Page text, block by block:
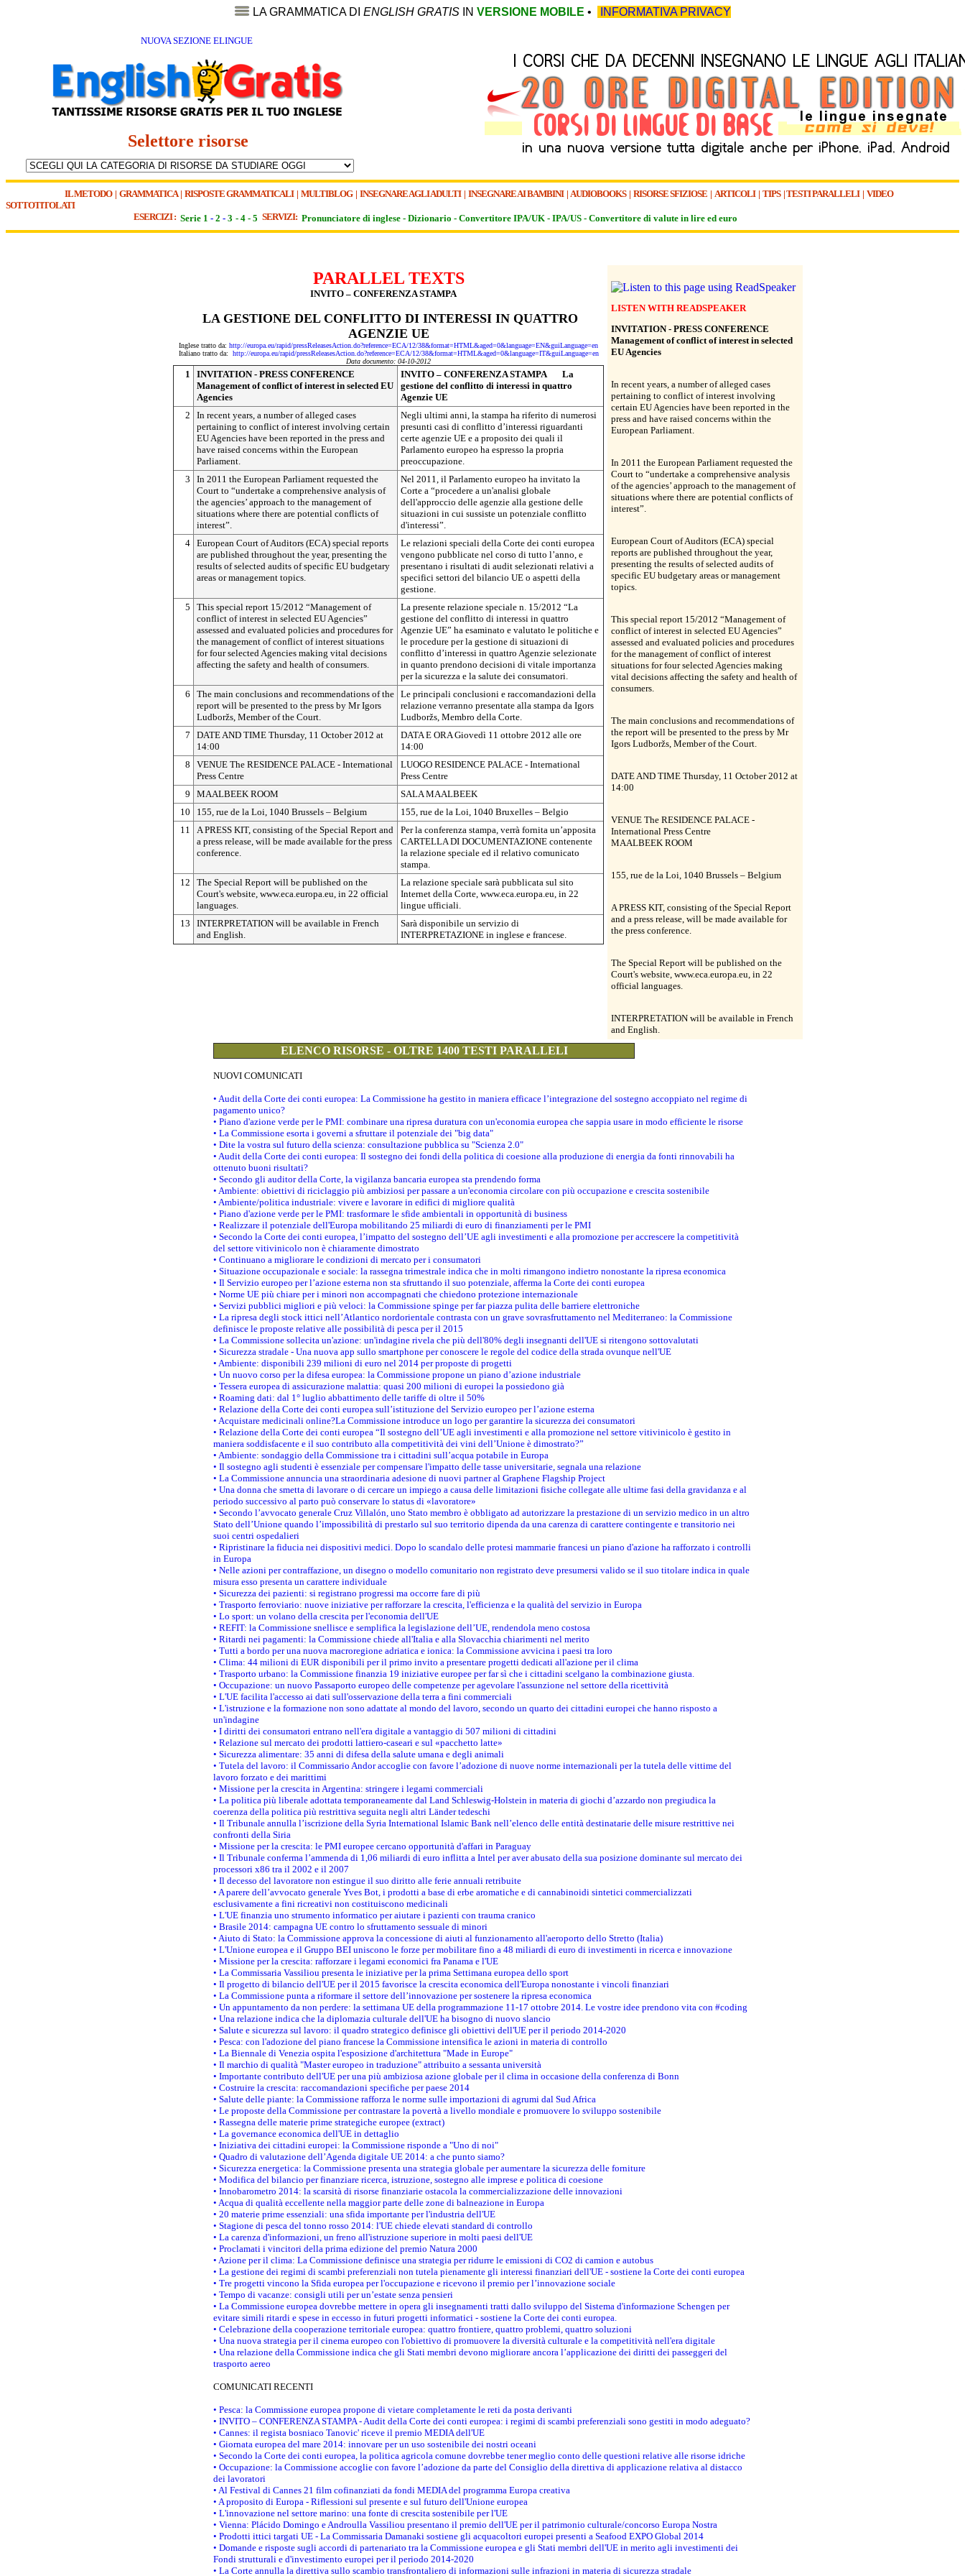
LA GRAMMATICA DI ENGLISH GRATIS IN VERSIONE MOBILE • INFORMATIVA PRIVACY
NUOVA SEZIONE ELINGUE
Selettore risorse
IL METODO| GRAMMATICA| RISPOSTE GRAMMATICALI| MULTIBLOG| INSEGNARE AGLI ADULTI | INSEGNARE AI BAMBINI| AUDIOBOOKS| RISORSE SFIZIOSE | ARTICOLI| TIPS|TESTI PARALLELI| VIDEO
SOTTOTITOLATI
ESERCIZI : Serie 1 - 2 - 3 - 4 - 5 SERVIZI: Pronunciatore di inglese - Dizionario - Convertitore IPA/UK - IPA/US - Convertitore di valute in lire ed euro
PARALLEL TEXTS
INVITO – CONFERENZA STAMPA
LA GESTIONE DEL CONFLITTO DI INTERESSI IN QUATTRO
AGENZIE UE
Inglese tratto da: http://europa.eu/rapid/pressReleasesAction.do?reference=ECA/12/38&format=HTML&aged=0&language=EN&guiLanguage=en
Italiano tratto da: http://europa.eu/rapid/pressReleasesAction.do?reference=ECA/12/38&format=HTML&aged=0&language=IT&guiLanguage=en
Data documento: 04-10-2012
1
INVITATION - PRESS CONFERENCE
Management of conflict of interest in selected EU
Agencies
INVITO – CONFERENZA STAMPA La
gestione del conflitto di interessi in quattro
Agenzie UE
2
In recent years, a number of alleged cases
pertaining to conflict of interest involving certain
EU Agencies have been reported in the press and
have raised concerns within the European
Parliament.
Negli ultimi anni, la stampa ha riferito di numerosi
presunti casi di conflitto d’interessi riguardanti
certe agenzie UE e a proposito dei quali il
Parlamento europeo ha espresso la propria
preoccupazione.
3
In 2011 the European Parliament requested the
Court to “undertake a comprehensive analysis of
the agencies’ approach to the management of
situations where there are potential conflicts of
interest”.
Nel 2011, il Parlamento europeo ha invitato la
Corte a “procedere a un'analisi globale
dell'approccio delle agenzie alla gestione delle
situazioni in cui sussiste un potenziale conflitto
d'interessi”.
4 European Court of Auditors (ECA) special reports
are published throughout the year, presenting the
results of selected audits of specific EU budgetary
areas or management topics.
Le relazioni speciali della Corte dei conti europea
vengono pubblicate nel corso di tutto l’anno, e
presentano i risultati di audit selezionati relativi a
specifici settori del bilancio UE o aspetti della
gestione.
5
This special report 15/2012 “Management of
conflict of interest in selected EU Agencies”
assessed and evaluated policies and procedures for
the management of conflict of interest situations
for four selected Agencies making vital decisions
affecting the safety and health of consumers.
La presente relazione speciale n. 15/2012 “La
gestione del conflitto di interessi in quattro
Agenzie UE” ha esaminato e valutato le politiche e
le procedure per la gestione di situazioni di
conflitto d’interessi in quattro Agenzie selezionate
in quanto prendono decisioni di vitale importanza
per la sicurezza e la salute dei consumatori.
6
The main conclusions and recommendations of the
report will be presented to the press by Mr Igors
Ludboržs, Member of the Court.
Le principali conclusioni e raccomandazioni della
relazione verranno presentate alla stampa da Igors
Ludboržs, Membro della Corte.
7
DATE AND TIME Thursday, 11 October 2012 at
14:00
DATA E ORA Giovedì 11 ottobre 2012 alle ore
14:00
8
VENUE The RESIDENCE PALACE - International
Press Centre
LUOGO RESIDENCE PALACE - International
Press Centre
9
MAALBEEK ROOM
SALA MAALBEEK
10
155, rue de la Loi, 1040 Brussels – Belgium
155, rue de la Loi, 1040 Bruxelles – Belgio
11
A PRESS KIT, consisting of the Special Report and
a press release, will be made available for the press
conference.
Per la conferenza stampa, verrà fornita un’apposita
CARTELLA DI DOCUMENTAZIONE contenente
la relazione speciale ed il relativo comunicato
stampa.
12
The Special Report will be published on the
Court's website, www.eca.europa.eu, in 22 official
languages.
La relazione speciale sarà pubblicata sul sito
Internet della Corte, www.eca.europa.eu, in 22
lingue ufficiali.
13
INTERPRETATION will be available in French
and English.
Sarà disponibile un servizio di
INTERPRETAZIONE in inglese e francese.
LISTEN WITH READSPEAKER
INVITATION - PRESS CONFERENCE
Management of conflict of interest in selected
EU Agencies
In recent years, a number of alleged cases
pertaining to conflict of interest involving
certain EU Agencies have been reported in the
press and have raised concerns within the
European Parliament.
In 2011 the European Parliament requested the
Court to “undertake a comprehensive analysis
of the agencies’ approach to the management of
situations where there are potential conflicts of
interest”.
European Court of Auditors (ECA) special
reports are published throughout the year,
presenting the results of selected audits of
specific EU budgetary areas or management
topics.
This special report 15/2012 “Management of
conflict of interest in selected EU Agencies”
assessed and evaluated policies and procedures
for the management of conflict of interest
situations for four selected Agencies making
vital decisions affecting the safety and health of
consumers.
The main conclusions and recommendations of
the report will be presented to the press by Mr
Igors Ludboržs, Member of the Court.
DATE AND TIME Thursday, 11 October 2012 at
14:00
VENUE The RESIDENCE PALACE -
International Press Centre
MAALBEEK ROOM
155, rue de la Loi, 1040 Brussels – Belgium
A PRESS KIT, consisting of the Special Report
and a press release, will be made available for
the press conference.
The Special Report will be published on the
Court's website, www.eca.europa.eu, in 22
official languages.
INTERPRETATION will be available in French
and English.
ELENCO RISORSE - OLTRE 1400 TESTI PARALLELI
NUOVI COMUNICATI
• Audit della Corte dei conti europea: La Commissione ha gestito in maniera efficace l’integrazione del sostegno accoppiato nel regime di
pagamento unico?
• Piano d'azione verde per le PMI: combinare una ripresa duratura con un'economia europea che sappia usare in modo efficiente le risorse
• La Commissione esorta i governi a sfruttare il potenziale dei "big data"
• Dite la vostra sul futuro della scienza: consultazione pubblica su "Scienza 2.0"
• Audit della Corte dei conti europea: Il sostegno dei fondi della politica di coesione alla produzione di energia da fonti rinnovabili ha
ottenuto buoni risultati?
• Secondo gli auditor della Corte, la vigilanza bancaria europea sta prendendo forma
• Ambiente: obiettivi di riciclaggio più ambiziosi per passare a un'economia circolare con più occupazione e crescita sostenibile
• Ambiente/politica industriale: vivere e lavorare in edifici di migliore qualità
• Piano d'azione verde per le PMI: trasformare le sfide ambientali in opportunità di business
• Realizzare il potenziale dell'Europa mobilitando 25 miliardi di euro di finanziamenti per le PMI
• Secondo la Corte dei conti europea, l’impatto del sostegno dell’UE agli investimenti e alla promozione per accrescere la competitività
del settore vitivinicolo non è chiaramente dimostrato
• Continuano a migliorare le condizioni di mercato per i consumatori
• Situazione occupazionale e sociale: la rassegna trimestrale indica che in molti rimangono indietro nonostante la ripresa economica
• Il Servizio europeo per l’azione esterna non sta sfruttando il suo potenziale, afferma la Corte dei conti europea
• Norme UE più chiare per i minori non accompagnati che chiedono protezione internazionale
• Servizi pubblici migliori e più veloci: la Commissione spinge per far piazza pulita delle barriere elettroniche
• La ripresa degli stock ittici nell’Atlantico nordorientale contrasta con un grave sovrasfruttamento nel Mediterraneo: la Commissione
definisce le proposte relative alle possibilità di pesca per il 2015
• La Commissione sollecita un'azione: un'indagine rivela che più dell'80% degli insegnanti dell'UE si ritengono sottovalutati
• Sicurezza stradale - Una nuova app sullo smartphone per conoscere le regole del codice della strada ovunque nell'UE
• Ambiente: disponibili 239 milioni di euro nel 2014 per proposte di progetti
• Un nuovo corso per la difesa europea: la Commissione propone un piano d’azione industriale
• Tessera europea di assicurazione malattia: quasi 200 milioni di europei la possiedono già
• Roaming dati: dal 1° luglio abbattimento delle tariffe di oltre il 50%
• Relazione della Corte dei conti europea sull’istituzione del Servizio europeo per l’azione esterna
• Acquistare medicinali online?La Commissione introduce un logo per garantire la sicurezza dei consumatori
• Relazione della Corte dei conti europea “Il sostegno dell’UE agli investimenti e alla promozione nel settore vitivinicolo è gestito in
maniera soddisfacente e il suo contributo alla competitività dei vini dell’Unione è dimostrato?”
• Ambiente: sondaggio della Commissione tra i cittadini sull’acqua potabile in Europa
• Il sostegno agli studenti è essenziale per compensare l'impatto delle tasse universitarie, segnala una relazione
• La Commissione annuncia una straordinaria adesione di nuovi partner al Graphene Flagship Project
• Una donna che smetta di lavorare o di cercare un impiego a causa delle limitazioni fisiche collegate alle ultime fasi della gravidanza e al
periodo successivo al parto può conservare lo status di «lavoratore»
• Secondo l’avvocato generale Cruz Villalón, uno Stato membro è obbligato ad autorizzare la prestazione di un servizio medico in un altro
Stato dell’Unione quando l’impossibilità di prestarlo sul suo territorio dipenda da una carenza di carattere contingente e transitorio nei
suoi centri ospedalieri
• Ripristinare la fiducia nei dispositivi medici. Dopo lo scandalo delle protesi mammarie francesi un piano d'azione ha rafforzato i controlli
in Europa
• Nelle azioni per contraffazione, un disegno o modello comunitario non registrato deve presumersi valido se il suo titolare indica in quale
misura esso presenta un carattere individuale
• Sicurezza dei pazienti: si registrano progressi ma occorre fare di più
• Trasporto ferroviario: nuove iniziative per rafforzare la crescita, l'efficienza e la qualità del servizio in Europa
• Lo sport: un volano della crescita per l'economia dell'UE
• REFIT: la Commissione snellisce e semplifica la legislazione dell’UE, rendendola meno costosa
• Ritardi nei pagamenti: la Commissione chiede all'Italia e alla Slovacchia chiarimenti nel merito
• Tutti a bordo per una nuova macroregione adriatica e ionica: la Commissione avvicina i paesi tra loro
• Clima: 44 milioni di EUR disponibili per il primo invito a presentare progetti dedicati all'azione per il clima
• Trasporto urbano: la Commissione finanzia 19 iniziative europee per far sì che i cittadini scelgano la combinazione giusta.
• Occupazione: un nuovo Passaporto europeo delle competenze per agevolare l'assunzione nel settore della ricettività
• L'UE facilita l'accesso ai dati sull'osservazione della terra a fini commerciali
• L'istruzione e la formazione non sono adattate al mondo del lavoro, secondo un quarto dei cittadini europei che hanno risposto a
un'indagine
• I diritti dei consumatori entrano nell'era digitale a vantaggio di 507 milioni di cittadini
• Relazione sul mercato dei prodotti lattiero-caseari e sul «pacchetto latte»
• Sicurezza alimentare: 35 anni di difesa della salute umana e degli animali
• Tutela del lavoro: il Commissario Andor accoglie con favore l’adozione di nuove norme internazionali per la tutela delle vittime del
lavoro forzato e dei marittimi
• Missione per la crescita in Argentina: stringere i legami commerciali
• La politica più liberale adottata temporaneamente dal Land Schleswig-Holstein in materia di giochi d’azzardo non pregiudica la
coerenza della politica più restrittiva seguita negli altri Länder tedeschi
• Il Tribunale annulla l’iscrizione della Syria International Islamic Bank nell’elenco delle entità destinatarie delle misure restrittive nei
confronti della Siria
• Missione per la crescita: le PMI europee cercano opportunità d'affari in Paraguay
• Il Tribunale conferma l’ammenda di 1,06 miliardi di euro inflitta a Intel per aver abusato della sua posizione dominante sul mercato dei
processori x86 tra il 2002 e il 2007
• Il decesso del lavoratore non estingue il suo diritto alle ferie annuali retribuite
• A parere dell’avvocato generale Yves Bot, i prodotti a base di erbe aromatiche e di cannabinoidi sintetici commercializzati
esclusivamente a fini ricreativi non costituiscono medicinali
• L'UE finanzia uno strumento informatico per aiutare i pazienti con trauma cranico
• Brasile 2014: campagna UE contro lo sfruttamento sessuale di minori
• Aiuto di Stato: la Commissione approva la concessione di aiuti al funzionamento all'aeroporto dello Stretto (Italia)
• L'Unione europea e il Gruppo BEI uniscono le forze per mobilitare fino a 48 miliardi di euro di investimenti in ricerca e innovazione
• Missione per la crescita: rafforzare i legami economici fra Panama e l'UE
• La Commissaria Vassiliou presenta le iniziative per la prima Settimana europea dello sport
• Il progetto di bilancio dell'UE per il 2015 favorisce la crescita economica dell'Europa nonostante i vincoli finanziari
• La Commissione punta a riformare il settore dell’innovazione per sostenere la ripresa economica
• Un appuntamento da non perdere: la settimana UE della programmazione 11-17 ottobre 2014. Le vostre idee prendono vita con #coding
• Una relazione indica che la diplomazia culturale dell'UE ha bisogno di nuovo slancio
• Salute e sicurezza sul lavoro: il quadro strategico definisce gli obiettivi dell'UE per il periodo 2014-2020
• Pesca: con l'adozione del piano francese la Commissione intensifica le azioni in materia di controllo
• La Biennale di Venezia ospita l'esposizione d'architettura "Made in Europe"
• Il marchio di qualità "Master europeo in traduzione" attribuito a sessanta università
• Importante contributo dell'UE per una più ambiziosa azione globale per il clima in occasione della conferenza di Bonn
• Costruire la crescita: raccomandazioni specifiche per paese 2014
• Salute delle piante: la Commissione rafforza le norme sulle importazioni di agrumi dal Sud Africa
• Le proposte della Commissione per contrastare la povertà a livello mondiale e promuovere lo sviluppo sostenibile
• Rassegna delle materie prime strategiche europee (extract)
• La governance economica dell'UE in dettaglio
• Iniziativa dei cittadini europei: la Commissione risponde a "Uno di noi"
• Quadro di valutazione dell’Agenda digitale UE 2014: a che punto siamo?
• Sicurezza energetica: la Commissione presenta una strategia globale per aumentare la sicurezza delle forniture
• Modifica del bilancio per finanziare ricerca, istruzione, sostegno alle imprese e politica di coesione
• Innobarometro 2014: la scarsità di risorse finanziarie ostacola la commercializzazione delle innovazioni
• Acqua di qualità eccellente nella maggior parte delle zone di balneazione in Europa
• 20 materie prime essenziali: una sfida importante per l'industria dell'UE
• Stagione di pesca del tonno rosso 2014: l'UE chiede elevati standard di controllo
• La carenza d'informazioni, un freno all'istruzione superiore in molti paesi dell'UE
• Proclamati i vincitori della prima edizione del premio Natura 2000
• Azione per il clima: La Commissione definisce una strategia per ridurre le emissioni di CO2 di camion e autobus
• La gestione dei regimi di scambi preferenziali non tutela pienamente gli interessi finanziari dell'UE - sostiene la Corte dei conti europea
• Tre progetti vincono la Sfida europea per l'occupazione e ricevono il premio per l’innovazione sociale
• Tempo di vacanze: consigli utili per un’estate senza pensieri
• La Commissione europea dovrebbe mettere in opera gli insegnamenti tratti dallo sviluppo del Sistema d'informazione Schengen per
evitare simili ritardi e spese in eccesso in futuri progetti informatici - sostiene la Corte dei conti europea.
• Celebrazione della cooperazione territoriale europea: quattro frontiere, quattro problemi, quattro soluzioni
• Una nuova strategia per il cinema europeo con l'obiettivo di promuovere la diversità culturale e la competitività nell'era digitale
• Una relazione della Commissione indica che gli Stati membri devono migliorare ancora l’applicazione dei diritti dei passeggeri del
trasporto aereo
COMUNICATI RECENTI
• Pesca: la Commissione europea propone di vietare completamente le reti da posta derivanti
• INVITO – CONFERENZA STAMPA - Audit della Corte dei conti europea: i regimi di scambi preferenziali sono gestiti in modo adeguato?
• Cannes: il regista bosniaco Tanovic' riceve il premio MEDIA dell'UE
• Giornata europea del mare 2014: innovare per un uso sostenibile dei nostri oceani
• Secondo la Corte dei conti europea, la politica agricola comune dovrebbe tener meglio conto delle questioni relative alle risorse idriche
• Occupazione: la Commissione accoglie con favore l’adozione da parte del Consiglio della direttiva di applicazione relativa al distacco
dei lavoratori
• Al Festival di Cannes 21 film cofinanziati da fondi MEDIA del programma Europa creativa
• A proposito di Europa - Riflessioni sul presente e sul futuro dell'Unione europea
• L'innovazione nel settore marino: una fonte di crescita sostenibile per l'UE
• Vienna: Plácido Domingo e Androulla Vassiliou presentano il premio dell'UE per il patrimonio culturale/concorso Europa Nostra
• Prodotti ittici targati UE - La Commissaria Damanaki sostiene gli acquacoltori europei presenti a Seafood EXPO Global 2014
• Domande e risposte sugli accordi di partenariato tra la Commissione europea e gli Stati membri dell'UE in merito agli investimenti dei
Fondi strutturali e d'investimento europei per il periodo 2014-2020
• La Corte annulla la direttiva sullo scambio transfrontaliero di informazioni sulle infrazioni in materia di sicurezza stradale